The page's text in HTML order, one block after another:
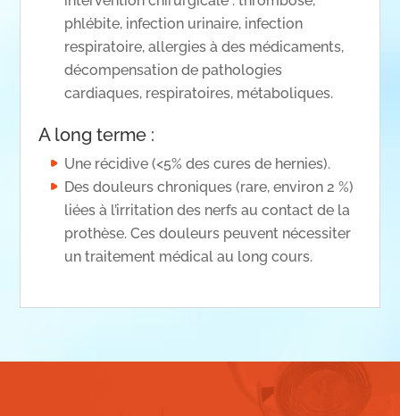
phlébite, infection urinaire, infection
respiratoire, allergies à des médicaments,
décompensation de pathologies
cardiaques, respiratoires, métaboliques.
A long terme :
Une récidive (<5% des cures de hernies).
Des douleurs chroniques (rare, environ 2 %)
liées à l’irritation des nerfs au contact de la
prothèse. Ces douleurs peuvent nécessiter
un traitement médical au long cours.